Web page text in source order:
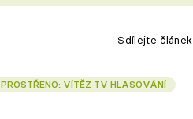
Sdílejte článek
PROSTŘENO: VÍTĚZ TV HLASOVÁNÍ